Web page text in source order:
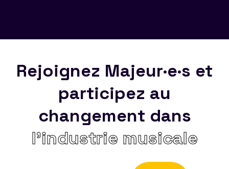
Rejoignez Majeur·e·s et
participez au
changement dans
l’industrie musicale